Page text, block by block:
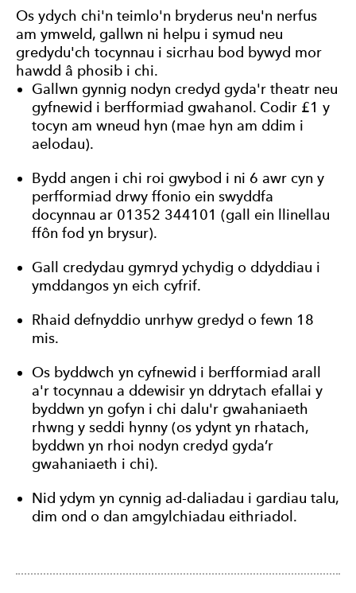
Os ydych chi'n teimlo'n bryderus neu'n nerfus
am ymweld, gallwn ni helpu i symud neu
gredydu'ch tocynnau i sicrhau bod bywyd mor
hawdd â phosib i chi.
Gallwn gynnig nodyn credyd gyda'r theatr neu
gyfnewid i berfformiad gwahanol. Codir £1 y
tocyn am wneud hyn (mae hyn am ddim i
aelodau).
Bydd angen i chi roi gwybod i ni 6 awr cyn y
perfformiad drwy ffonio ein swyddfa
docynnau ar 01352 344101 (gall ein llinellau
ffôn fod yn brysur).
Gall credydau gymryd ychydig o ddyddiau i
ymddangos yn eich cyfrif.
Rhaid defnyddio unrhyw gredyd o fewn 18
mis.
Os byddwch yn cyfnewid i berfformiad arall
a'r tocynnau a ddewisir yn ddrytach efallai y
byddwn yn gofyn i chi dalu'r gwahaniaeth
rhwng y seddi hynny (os ydynt yn rhatach,
byddwn yn rhoi nodyn credyd gyda’r
gwahaniaeth i chi).
Nid ydym yn cynnig ad-daliadau i gardiau talu,
dim ond o dan amgylchiadau eithriadol.